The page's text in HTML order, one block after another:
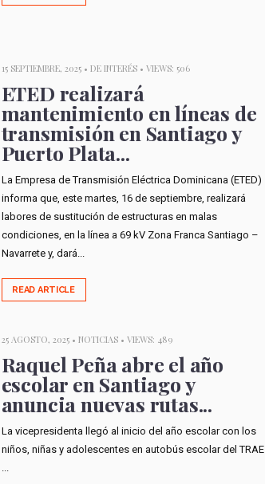
15 SEPTIEMBRE, 2025 • DE INTERÉS• VIEWS: 506
ETED realizará
mantenimiento en líneas de
transmisión en Santiago y
Puerto Plata...
La Empresa de Transmisión Eléctrica Dominicana (ETED)
informa que, este martes, 16 de septiembre, realizará
labores de sustitución de estructuras en malas
condiciones, en la línea a 69 kV Zona Franca Santiago –
Navarrete y, dará...
READ ARTICLE
25 AGOSTO, 2025 • NOTICIAS• VIEWS: 489
Raquel Peña abre el año
escolar en Santiago y
anuncia nuevas rutas...
La vicepresidenta llegó al inicio del año escolar con los
niños, niñas y adolescentes en autobús escolar del TRAE.